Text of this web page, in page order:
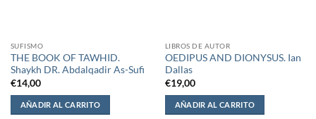
SUFISMO
THE BOOK OF TAWHID.
Shaykh DR. Abdalqadir As-Sufi
€14,00
AÑADIR AL CARRITO
LIBROS DE AUTOR
OEDIPUS AND DIONYSUS. Ian
Dallas
€19,00
AÑADIR AL CARRITO